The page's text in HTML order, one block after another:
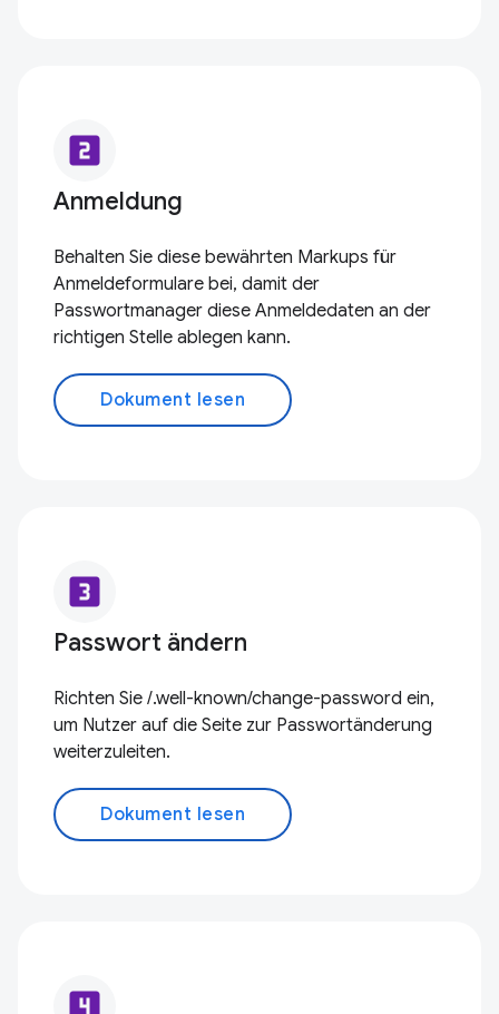
looks_two
Anmeldung
Behalten Sie diese bewährten Markups für
Anmeldeformulare bei, damit der
Passwortmanager diese Anmeldedaten an der
richtigen Stelle ablegen kann.
Dokument lesen
looks_3
Passwort ändern
Richten Sie /.well-known/change-password ein,
um Nutzer auf die Seite zur Passwortänderung
weiterzuleiten.
Dokument lesen